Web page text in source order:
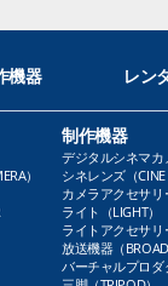
機器 レン
）
制作機器
デジタルシネマカ
シネレンズ（CINE
カメラアクセサリ
ライト（LIGHT）
ライトアクセサリ
放送機器（
バーチャルプロダ